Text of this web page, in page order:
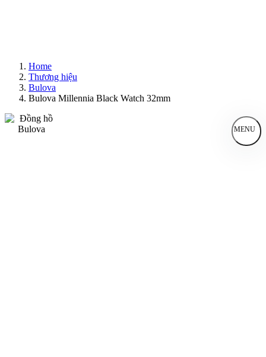
Home
Thương hiệu
Bulova
Bulova Millennia Black Watch 32mm
MENU